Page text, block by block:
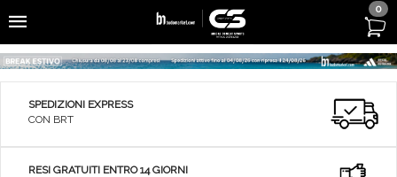
0
SPEDIZIONI EXPRESS
CON BRT
RESI GRATUITI ENTRO 14 GIORNI